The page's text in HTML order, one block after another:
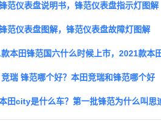
范仪表盘说明书，锋范仪表盘指示灯图解
范仪表盘图解，锋范仪表盘故障灯图解
瑞 锋范哪个好？本田竞瑞和锋范哪个好
田city是什么车？第一批锋范为什么叫思